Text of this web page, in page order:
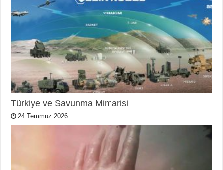
Türkiye ve Savunma Mimarisi
24 Temmuz 2026